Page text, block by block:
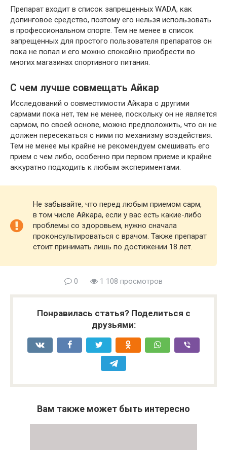
Препарат входит в список запрещенных WADA, как
допинговое средство, поэтому его нельзя использовать
в профессиональном спорте. Тем не менее в список
запрещенных для простого пользователя препаратов он
пока не попал и его можно спокойно приобрести во
многих магазинах спортивного питания.
С чем лучше совмещать Айкар
Исследований о совместимости Айкара с другими
сармами пока нет, тем не менее, поскольку он не является
сармом, по своей основе, можно предположить, что он не
должен пересекаться с ними по механизму воздействия.
Тем не менее мы крайне не рекомендуем смешивать его
прием с чем либо, особенно при первом приеме и крайне
аккуратно подходить к любым экспериментами.
Не забывайте, что перед любым приемом сарм,
в том числе Айкара, если у вас есть какие-либо
проблемы со здоровьем, нужно сначала
проконсультироваться с врачом. Также препарат
стоит принимать лишь по достижении 18 лет.
0 1 108 просмотров
Понравилась статья? Поделиться с
друзьями:
Вам также может быть интересно